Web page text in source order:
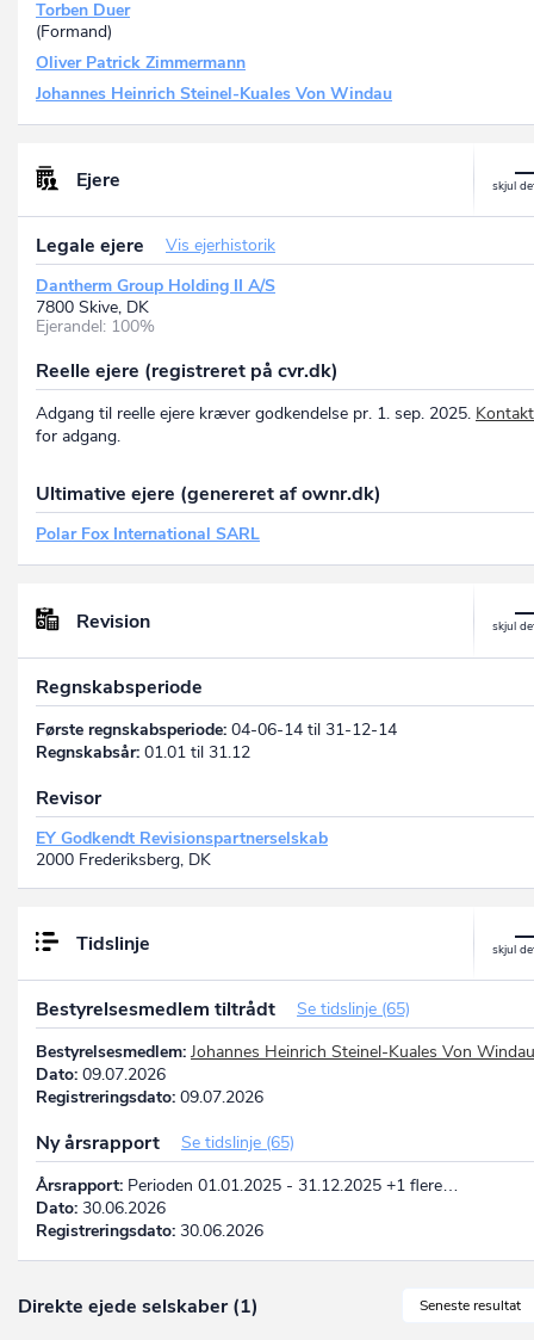
Torben Duer
(Formand)
Oliver Patrick Zimmermann
Johannes Heinrich Steinel-Kuales Von Windau
Ejere
Legale ejere
Vis ejerhistorik
Dantherm Group Holding II A/S
7800 Skive, DK
Ejerandel: 100%
Reelle ejere (registreret på cvr.dk)
Adgang til reelle ejere kræver godkendelse pr. 1. sep. 2025.
for adgang.
Ultimative ejere (genereret af ownr.dk)
Polar Fox International SARL
Revision
Regnskabsperiode
Første regnskabsperiode: 04-06-14 til 31-12-14
Regnskabsår: 01.01 til 31.12
Revisor
EY Godkendt Revisionspartnerselskab
2000 Frederiksberg, DK
Tidslinje
Bestyrelsesmedlem tiltrådt
Se tidslinje (65)
Bestyrelsesmedlem: Johannes Heinrich Steinel-Kuales Von Windau
Dato: 09.07.2026
Registreringsdato: 09.07.2026
Ny årsrapport
Se tidslinje (65)
Årsrapport: Perioden 01.01.2025 - 31.12.2025 +1 flere…
Dato: 30.06.2026
Registreringsdato: 30.06.2026
Seneste resultat
Direkte ejede selskaber (1)